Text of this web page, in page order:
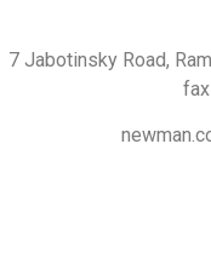
7 Jabotinsky Road,